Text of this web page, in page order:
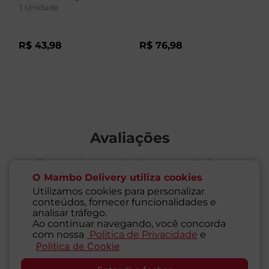
O Mambo Delivery utiliza cookies
Utilizamos cookies para personalizar
conteúdos, fornecer funcionalidades e
analisar tráfego.
Ao continuar navegando, você concorda
com nossa
Politica de Privacidade e
Politica de Cookie
1 Unidade
R$ 43,98 R$ 76,98
Avaliações
Este produto ainda não tem avaliações
SEJA O PRIMEIRO A AVALIAR